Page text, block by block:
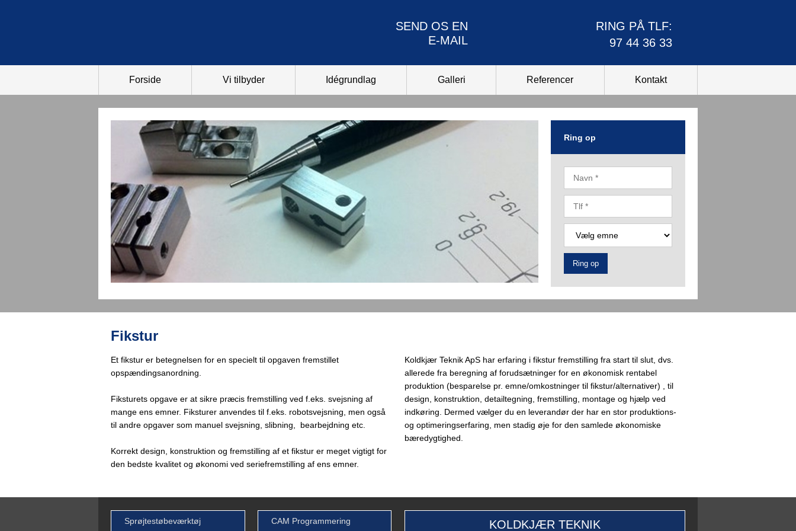
SEND OS EN
E-MAIL
​RING PÅ TLF:
97 44 36 33
Forside Vi tilbyder Idégrundlag Galleri Referencer Kontakt
Ring op
Fikstur
​Et fikstur er betegnelsen for en specielt til opgaven fremstillet
opspændingsanordning.
Fiksturets opgave er at sikre præcis fremstilling ved f.eks. svejsning af
mange ens emner. Fiksturer anvendes til f.eks. robotsvejsning, men også
til andre opgaver som manuel svejsning, slibning, bearbejdning etc.
Korrekt design, konstruktion og fremstilling af et fikstur er meget vigtigt for
den bedste kvalitet og økonomi ved seriefremstilling af ens emner.
​Koldkjær Teknik ApS har erfaring i fikstur fremstilling fra start til slut, dvs.
allerede fra beregning af forudsætninger for en økonomisk rentabel
produktion (besparelse pr. emne/omkostninger til fikstur/alternativer) , til
design, konstruktion, detailtegning, fremstilling, montage og hjælp ved
indkøring. Dermed vælger du en leverandør der har en stor produktions-
og optimeringserfaring, men stadig øje for den samlede økonomiske
bæredygtighed.​
Sprøjtestøbeværktøj CAM Programmering KOLDKJÆR TEKNIK